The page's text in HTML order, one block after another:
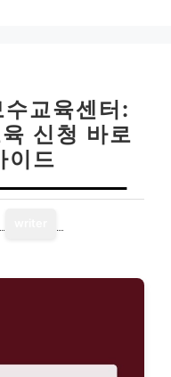
교육센터:
신청 바로
이드